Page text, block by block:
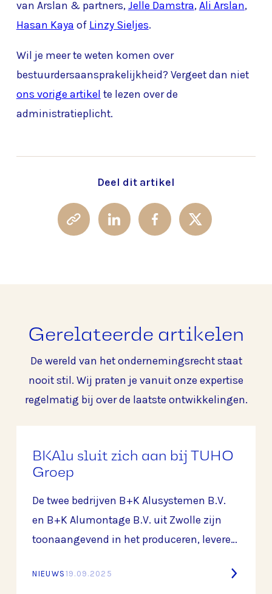
van Arslan & partners, Jelle Damstra, Ali Arslan,
Hasan Kaya of Linzy Sieljes.
Wil je meer te weten komen over
bestuurdersaansprakelijkheid? Vergeet dan niet
ons vorige artikel te lezen over de
administratieplicht.
Deel dit artikel
Gerelateerde artikelen
De wereld van het ondernemingsrecht staat
nooit stil. Wij praten je vanuit onze expertise
regelmatig bij over de laatste ontwikkelingen.
BKAlu sluit zich aan bij TUHO
Groep
De twee bedrijven B+K Alusystemen B.V.
en B+K Alumontage B.V. uit Zwolle zijn
toonaangevend in het produceren, leveren
en maatwerkoplossingen voor de bouw-
NIEUWS 19.09.2025